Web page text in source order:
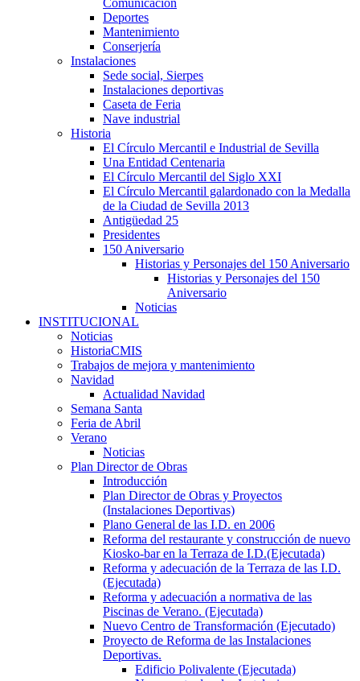
Comunicación
Deportes
Mantenimiento
Conserjería
Instalaciones
Sede social, Sierpes
Instalaciones deportivas
Caseta de Feria
Nave industrial
Historia
El Círculo Mercantil e Industrial de Sevilla
Una Entidad Centenaria
El Círculo Mercantil del Siglo XXI
El Círculo Mercantil galardonado con la Medalla
de la Ciudad de Sevilla 2013
Antigüedad 25
Presidentes
150 Aniversario
Historias y Personajes del 150 Aniversario
Historias y Personajes del 150
Aniversario
Noticias
INSTITUCIONAL
Noticias
HistoriaCMIS
Trabajos de mejora y mantenimiento
Navidad
Actualidad Navidad
Semana Santa
Feria de Abril
Verano
Noticias
Plan Director de Obras
Introducción
Plan Director de Obras y Proyectos
(Instalaciones Deportivas)
Plano General de las I.D. en 2006
Reforma del restaurante y construcción de nuevo
Kiosko-bar en la Terraza de I.D.(Ejecutada)
Reforma y adecuación de la Terraza de las I.D.
(Ejecutada)
Reforma y adecuación a normativa de las
Piscinas de Verano. (Ejecutada)
Nuevo Centro de Transformación (Ejecutado)
Proyecto de Reforma de las Instalaciones
Deportivas.
Edificio Polivalente (Ejecutada)